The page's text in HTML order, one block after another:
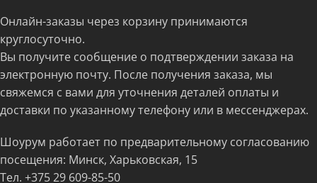
Онлайн-заказы через корзину принимаются
круглосуточно.
Вы получите сообщение о подтверждении заказа на
электронную почту. После получения заказа, мы
свяжемся с вами для уточнения деталей оплаты и
доставки по указанному телефону или в мессенджерах.
Шоурум работает по предварительному согласованию
посещения: Минск, Харьковская, 15
Тел. +375 29 609-85-50